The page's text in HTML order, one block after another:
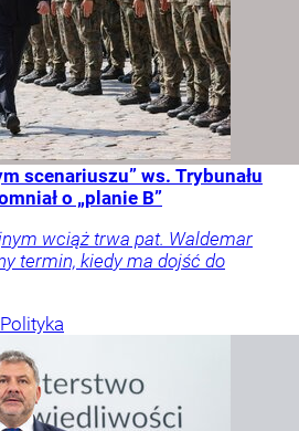
scenariuszu” ws. Trybunału
o „planie B”
wciąż trwa pat. Waldemar
termin, kiedy ma dojść do
Polityka